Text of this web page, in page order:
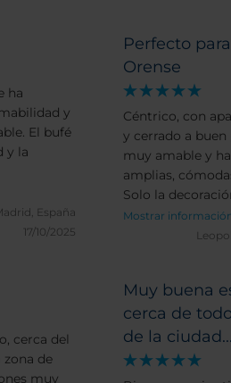
cerca del
de
muy
Muy buena
cerca de
de la ciudad...
ha
y
El bufé
y la
España
17/10/2025
Perfecto
Orense
Céntrico, con
y cerrado a buen
muy amable y
amplias,
Solo la
transparente del
resultan
Mostrar